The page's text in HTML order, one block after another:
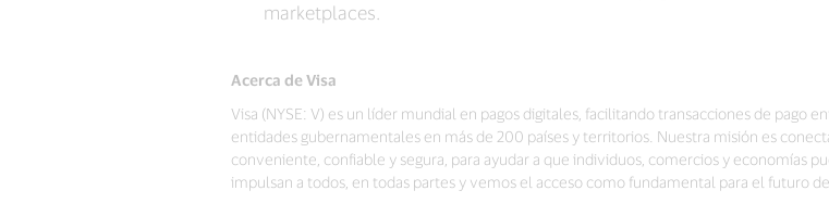
marketplaces.
Acerca de Visa
Visa (NYSE: V) es un líder mundial en pagos digitales, facilitando transacciones de pago
entidades gubernamentales en más de 200 países y territorios. Nuestra misión es
conveniente, confiable y segura, para ayudar a que individuos, comercios y economías
impulsan a todos, en todas partes y vemos el acceso como fundamental para el futuro